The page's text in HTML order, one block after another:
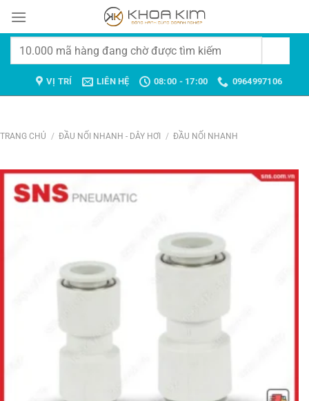
đến
Tìm
VỊ TRÍ LIÊN HỆ 08:00 - 17:00 0964997106
TRANG CHỦ / ĐẦU NỐI NHANH - DÂY HƠI / ĐẦU NỐI NHANH